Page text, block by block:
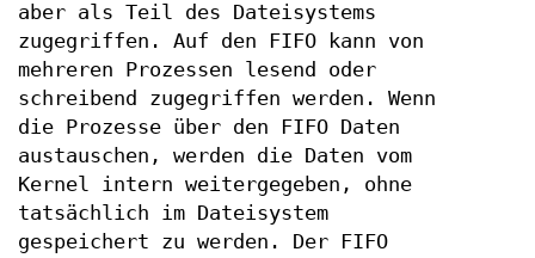
aber als Teil des Dateisystems
zugegriffen. Auf den FIFO kann von
mehreren Prozessen lesend oder
schreibend zugegriffen werden. Wenn
die Prozesse über den FIFO Daten
austauschen, werden die Daten vom
Kernel intern weitergegeben, ohne
tatsächlich im Dateisystem
gespeichert zu werden. Der FIFO